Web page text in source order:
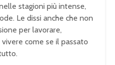
stagioni più intense,
Le dissi anche che non
per lavorare,
come se il passato